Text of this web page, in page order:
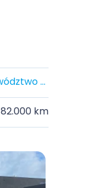
województwo wielkopolskie, Polska
82.000 km